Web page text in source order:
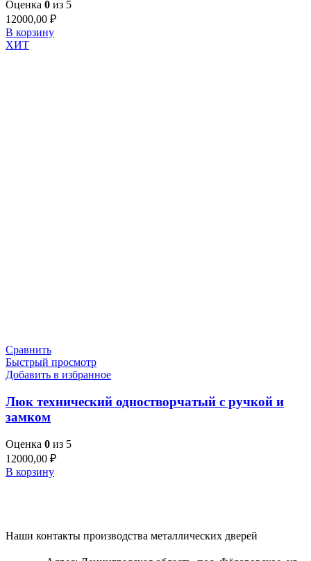
Оценка 0 из 5
12000,00 ₽
В корзину
ХИТ
Сравнить
Быстрый просмотр
Добавить в избранное
Люк технический одностворчатый с ручкой и
замком
Оценка 0 из 5
12000,00 ₽
В корзину
Наши контакты производства металлических дверей